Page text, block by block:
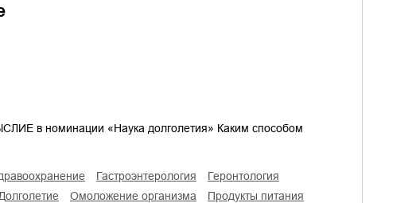
в номинации «Наука долголетия» Каким способом
гастроэнтерология
геронтология
долголетие омоложение организма
продукты питания